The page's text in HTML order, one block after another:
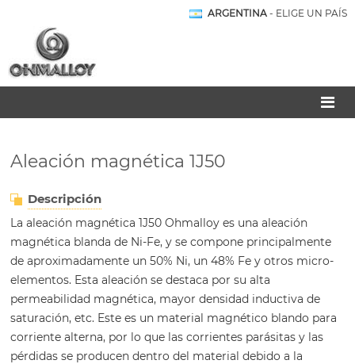
ARGENTINA - ELIGE UN PAÍS
Aleación magnética 1J50
Descripción
La aleación magnética 1J50 Ohmalloy es una aleación
magnética blanda de Ni-Fe, y se compone principalmente
de aproximadamente un 50% Ni, un 48% Fe y otros micro-
elementos. Esta aleación se destaca por su alta
permeabilidad magnética, mayor densidad inductiva de
saturación, etc. Este es un material magnético blando para
corriente alterna, por lo que las corrientes parásitas y las
pérdidas se producen dentro del material debido a la